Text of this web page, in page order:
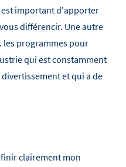
est important d'apporter
différencir. Une autre
programmes pour
qui est constamment
et qui a de
clairement mon